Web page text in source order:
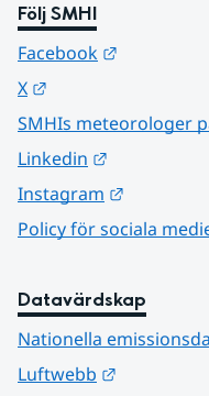
Följ SMHI
Facebook
X
SMHIs meteorologer
Linkedin
Instagram
Policy för sociala
Datavärdskap
Nationella
Luftwebb